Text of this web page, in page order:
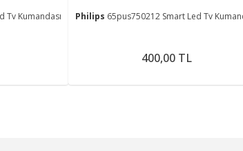
Tv Kumandası Philips 65pus750212 Smart Led Tv
400,00 TL